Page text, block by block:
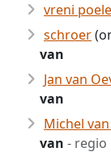
vreni
schroer
van
Jan van
van
Michel
van - regio